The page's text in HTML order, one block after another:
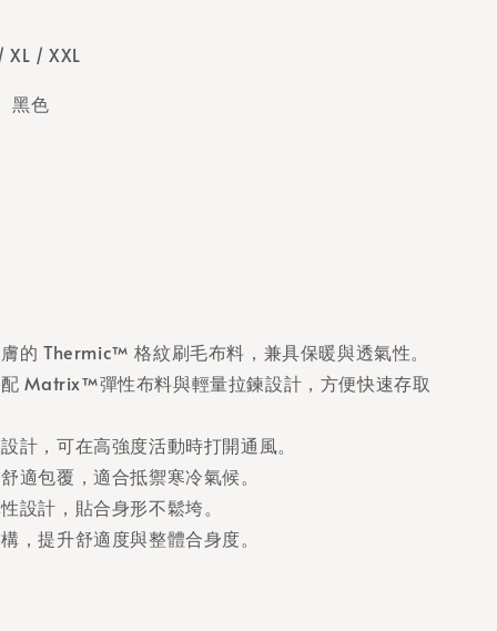
XL / XXL
黑色
的 Thermic™ 格紋刷毛布料，兼具保暖與透氣性。
Matrix™彈性布料與輕量拉鍊設計，方便快速存取
計，可在高強度活動時打開通風。
適包覆，適合抵禦寒冷氣候。
設計，貼合身形不鬆垮。
，提升舒適度與整體合身度。